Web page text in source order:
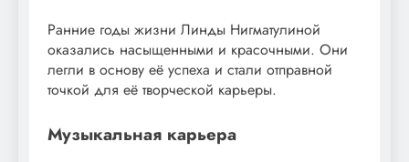
Ранние годы жизни Линды Нигматулиной
оказались насыщенными и красочными. Они
легли в основу её успеха и стали отправной
точкой для её творческой карьеры.
Музыкальная карьера